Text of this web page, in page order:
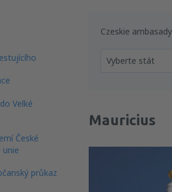
Velké
České
unie
průkaz
Czeskie
Vyberte stát
Mauricius